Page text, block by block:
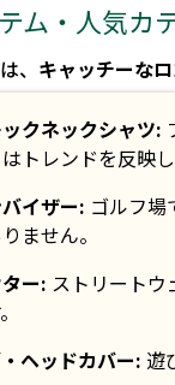
ム・人気カ
、 キャッチーな
クネックシャツ:
トレンドを反映し
イザー: ゴルフ
ません。
ー: ストリート
ヘッドカバー: 遊